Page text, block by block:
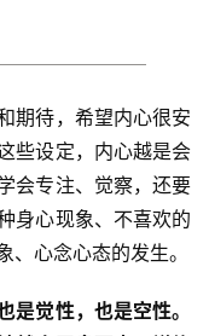
期待，希望内心很安
些设定，内心越是会
会专注、觉察，还要
身心现象、不喜欢的
心念心态的发生。
是觉性，也是空性。